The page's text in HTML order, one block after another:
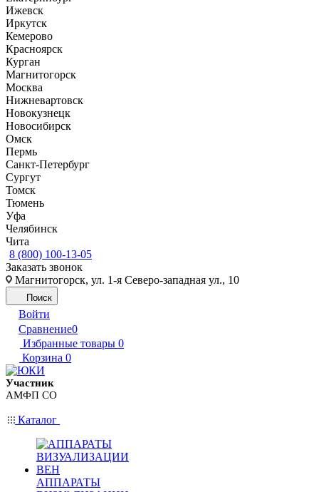
Ижевск
Иркутск
Кемерово
Красноярск
Курган
Магнитогорск
Москва
Нижневартовск
Новокузнецк
Новосибирск
Омск
Пермь
Санкт-Петербург
Сургут
Томск
Тюмень
Уфа
Челябинск
Чита
8 (800) 100-13-05
Заказать звонок
Магнитогорск, ул. 1-я Северо-западная ул., 10
Поиск
Войти
Сравнение0
Избранные товары 0
Корзина 0
Участник
АМФП СО
Каталог
АППАРАТЫ